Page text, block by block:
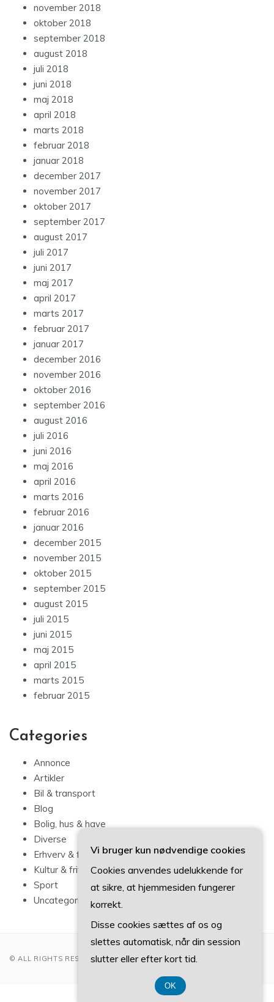
november 2018
oktober 2018
september 2018
august 2018
juli 2018
juni 2018
maj 2018
april 2018
marts 2018
februar 2018
januar 2018
december 2017
november 2017
oktober 2017
september 2017
august 2017
juli 2017
juni 2017
maj 2017
april 2017
marts 2017
februar 2017
januar 2017
december 2016
november 2016
oktober 2016
september 2016
august 2016
juli 2016
juni 2016
maj 2016
april 2016
marts 2016
februar 2016
januar 2016
december 2015
november 2015
oktober 2015
september 2015
august 2015
juli 2015
juni 2015
maj 2015
april 2015
marts 2015
februar 2015
Categories
Annonce
Artikler
Bil & transport
Blog
Bolig, hus & have
Diverse
Erhverv & forbrug
Kultur & fritid
Sport
Uncategorized
© ALL RIGHTS RESERVED 2022
Vi bruger kun nødvendige cookies
Cookies anvendes udelukkende for
at sikre, at hjemmesiden fungerer
korrekt.
Disse cookies sættes af os og
slettes automatisk, når din session
slutter eller efter kort tid.
OK